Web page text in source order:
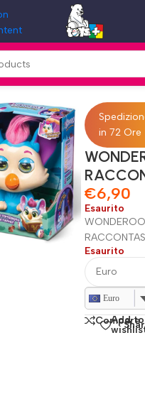
IL
in 72 Ore
€6,90
Esaurito
Esaurito
Euro
Compare
Add to